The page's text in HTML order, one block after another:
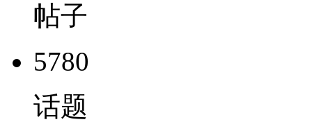
帖子
5780
话题